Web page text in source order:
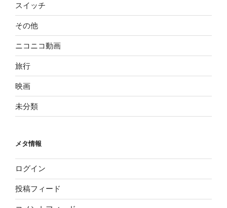
スイッチ
その他
ニコニコ動画
旅行
映画
未分類
メタ情報
ログイン
投稿フィード